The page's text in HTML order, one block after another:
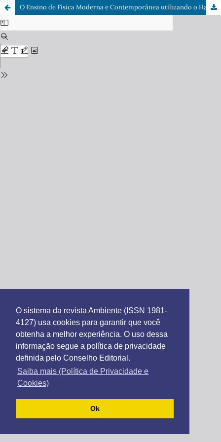
O sistema da revista Ambiente (ISSN 1981-
4127) usa cookies para garantir que você
obtenha a melhor experiência. O uso dessa
informação segue a política de privacidade
definida pelo Conselho Editorial.
Saiba mais (Política de Privacidade e
Cookies)
Ok
O Ensino de Física Moderna e Contemporânea utilizando o Hardware Arduino